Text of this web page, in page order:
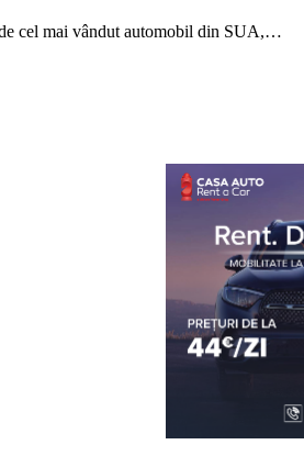
cel mai vândut automobil din SUA,…